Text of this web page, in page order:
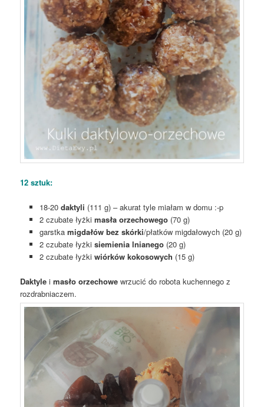
12 sztuk:
18-20 daktyli (111 g) – akurat tyle miałam w domu :-p
2 czubate łyżki masła orzechowego(70 g)
garstka migdałów bez skórki/płatków migdałowych (20 g)
2 czubate łyżkisiemienia lnianego(20 g)
2 czubate łyżki wiórków kokosowych (15 g)
Daktyle imasło orzechowe wrzucić do robota kuchennego z
rozdrabniaczem.